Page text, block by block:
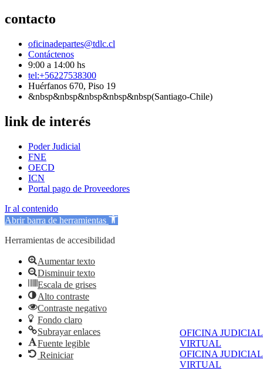
OFICINA JUDICIAL
VIRTUAL
OFICINA JUDICIAL
VIRTUAL
contacto
oficinadepartes@tdlc.cl
Contáctenos
9:00 a 14:00 hs
tel:+56227538300
Huérfanos 670, Piso 19
&nbsp&nbsp&nbsp&nbsp&nbsp(Santiago-Chile)
link de interés
Poder Judicial
FNE
OECD
ICN
Portal pago de Proveedores
Ir al contenido
Abrir barra de herramientas
Herramientas de accesibilidad
Aumentar texto
Disminuir texto
Escala de grises
Alto contraste
Contraste negativo
Fondo claro
Subrayar enlaces
Fuente legible
Reiniciar